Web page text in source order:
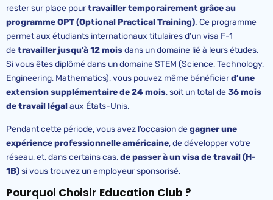
rester sur place pourtravailler temporairement grâce au
programme OPT (Optional PracticalTraining). Ce programme
permet aux étudiants internationaux titulaires d’un visa F-1
detravailler jusqu’à 12 moisdans un domaine lié à leurs études.
Si vous êtes diplômé dans un domaine STEM (Science, Technology,
Engineering, Mathematics), vous pouvez même bénéficierd’une
extension supplémentaire de 24 mois, soit un total de36 mois
de travail légalaux États-Unis.
Pendant cette période, vous avez l’occasion degagner une
expérience professionnelle américaine, de développer votre
réseau, et, dans certains cas,de passer à un visa de travail (H-
1B)si vous trouvez un employeur sponsorisé.
Pourquoi Choisir Education Club ?